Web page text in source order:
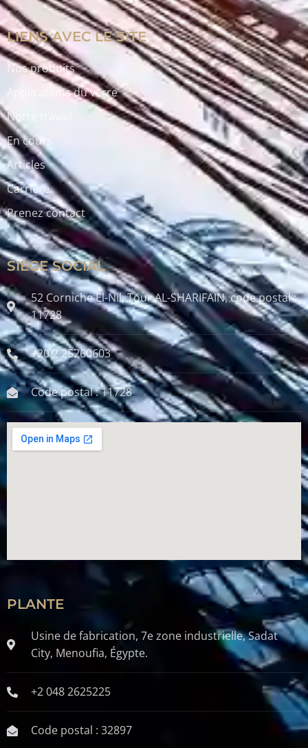
LIENS AVEC LE SITE
Nos produits
Applications du verre
Notre travail
En cours
Articles
Carrière
Prenez contact
SIÈGE SOCIAL
52 Corniche El-Nil, Tour AL-SHARIFAIN, code postal :
11728
+20 2 25260603
Code postal : 11728
PLANTE
Usine de fabrication, 7e zone industrielle, Sadat
City, Menoufia, Égypte.
+2 048 2625225
Code postal : 32897